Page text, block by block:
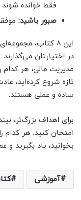
فقط خوانده شوند.
صبور باشید:
این 8 کتاب،
در اختیارتان
مدیریت مالی، هر کدام
تازه شروع کرده‌اید،
ساده و عملی هستند.
امتحان کنید. هر کدام
بخوانید، یاد بگیرید و
آموزشی